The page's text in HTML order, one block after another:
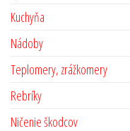
Kuchyňa
Nádoby
Teplomery, zrážkomery
Rebríky
Ničenie škodcov